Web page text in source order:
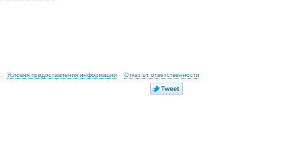
Условия предоставления информации Отказ от ответственности